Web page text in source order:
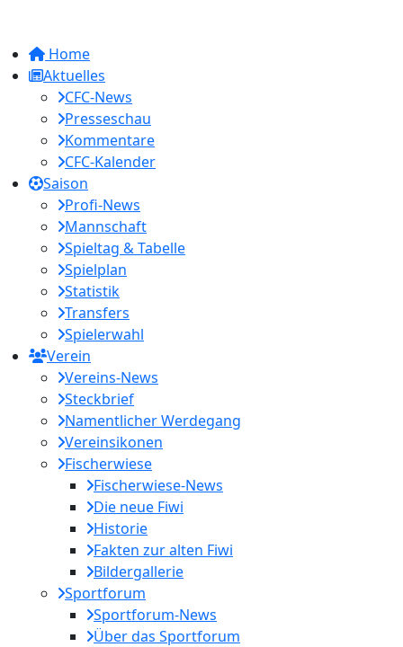
Home
Aktuelles
CFC-News
Presseschau
Kommentare
CFC-Kalender
Saison
Profi-News
Mannschaft
Spieltag & Tabelle
Spielplan
Statistik
Transfers
Spielerwahl
Verein
Vereins-News
Steckbrief
Namentlicher Werdegang
Vereinsikonen
Fischerwiese
Fischerwiese-News
Die neue Fiwi
Historie
Fakten zur alten Fiwi
Bildergallerie
Sportforum
Sportforum-News
Über das Sportforum